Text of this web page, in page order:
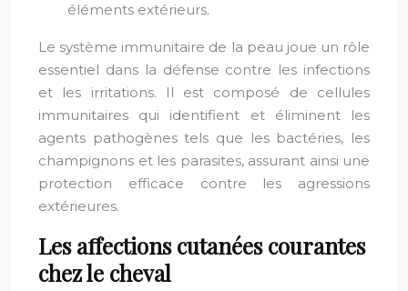
éléments extérieurs.
Le système immunitaire de la peau joue un rôle
essentiel dans la défense contre les infections
et les irritations. Il est composé de cellules
immunitaires qui identifient et éliminent les
agents pathogènes tels que les bactéries, les
champignons et les parasites, assurant ainsi une
protection efficace contre les agressions
extérieures.
Les affections cutanées courantes
chez le cheval